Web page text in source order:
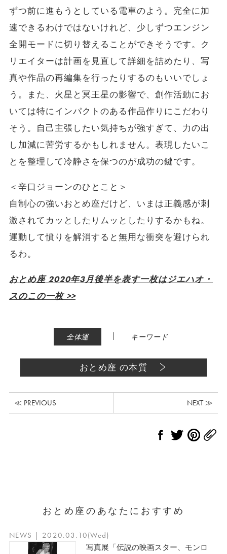
ずつ前に進もうとしている電車のよう。完全に加
速できるわけではないけれど、少しずつエンジン
全開モードに切り替えることができそうです。ク
リエイターは計画を見直して詳細を詰めたり、写
真や作品の再編集を行ったりするのもいいでしょ
う。また、火星と冥王星の影響で、創作活動にお
いては特にインパクトのある作品作りにこだわり
そう。自己主張したい気持ちが強すぎて、力の出
し加減に苦労するかもしれません。表現したいこ
とを整理して冷静さを保つのが成功の鍵です。
＜辛口ジョーンのひとこと＞
自制心の強いおとめ座だけど、いまは正義感が刺
激されてカッとしたりムッとしたりするかもね。
運動して憤りを解消すると無用な衝突を避けられ
るわ。
おとめ座 2020年3月後半を表す一枚はジエハオ・
スのこの一枚 >>
全体運 | キーワード
おとめ座 の本質
≪ PREVIOUS NEXT ≫
おとめ座のあなたにおすすめ
NEWS | 2020.03.10(Wed)
写真展「伝説の映画スター、モンロ